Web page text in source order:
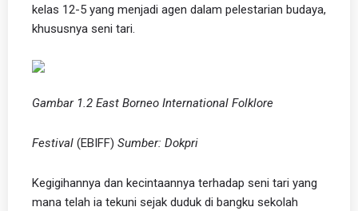
kelas 12-5 yang menjadi agen dalam pelestarian budaya,
khususnya seni tari.
Gambar 1.2 East Borneo International Folklore
Festival (EBIFF) Sumber: Dokpri
Kegigihannya dan kecintaannya terhadap seni tari yang
mana telah ia tekuni sejak duduk di bangku sekolah